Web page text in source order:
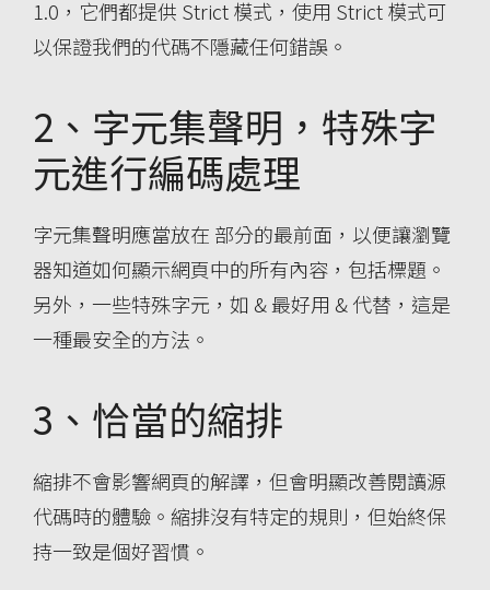
1.0，它們都提供 Strict 模式，使用 Strict 模式可
以保證我們的代碼不隱藏任何錯誤。
2、字元集聲明，特殊字
元進行編碼處理
字元集聲明應當放在 部分的最前面，以便讓瀏覽
器知道如何顯示網頁中的所有內容，包括標題。
另外，一些特殊字元，如 & 最好用 & 代替，這是
一種最安全的方法。
3、恰當的縮排
縮排不會影響網頁的解譯，但會明顯改善閱讀源
代碼時的體驗。縮排沒有特定的規則，但始終保
持一致是個好習慣。